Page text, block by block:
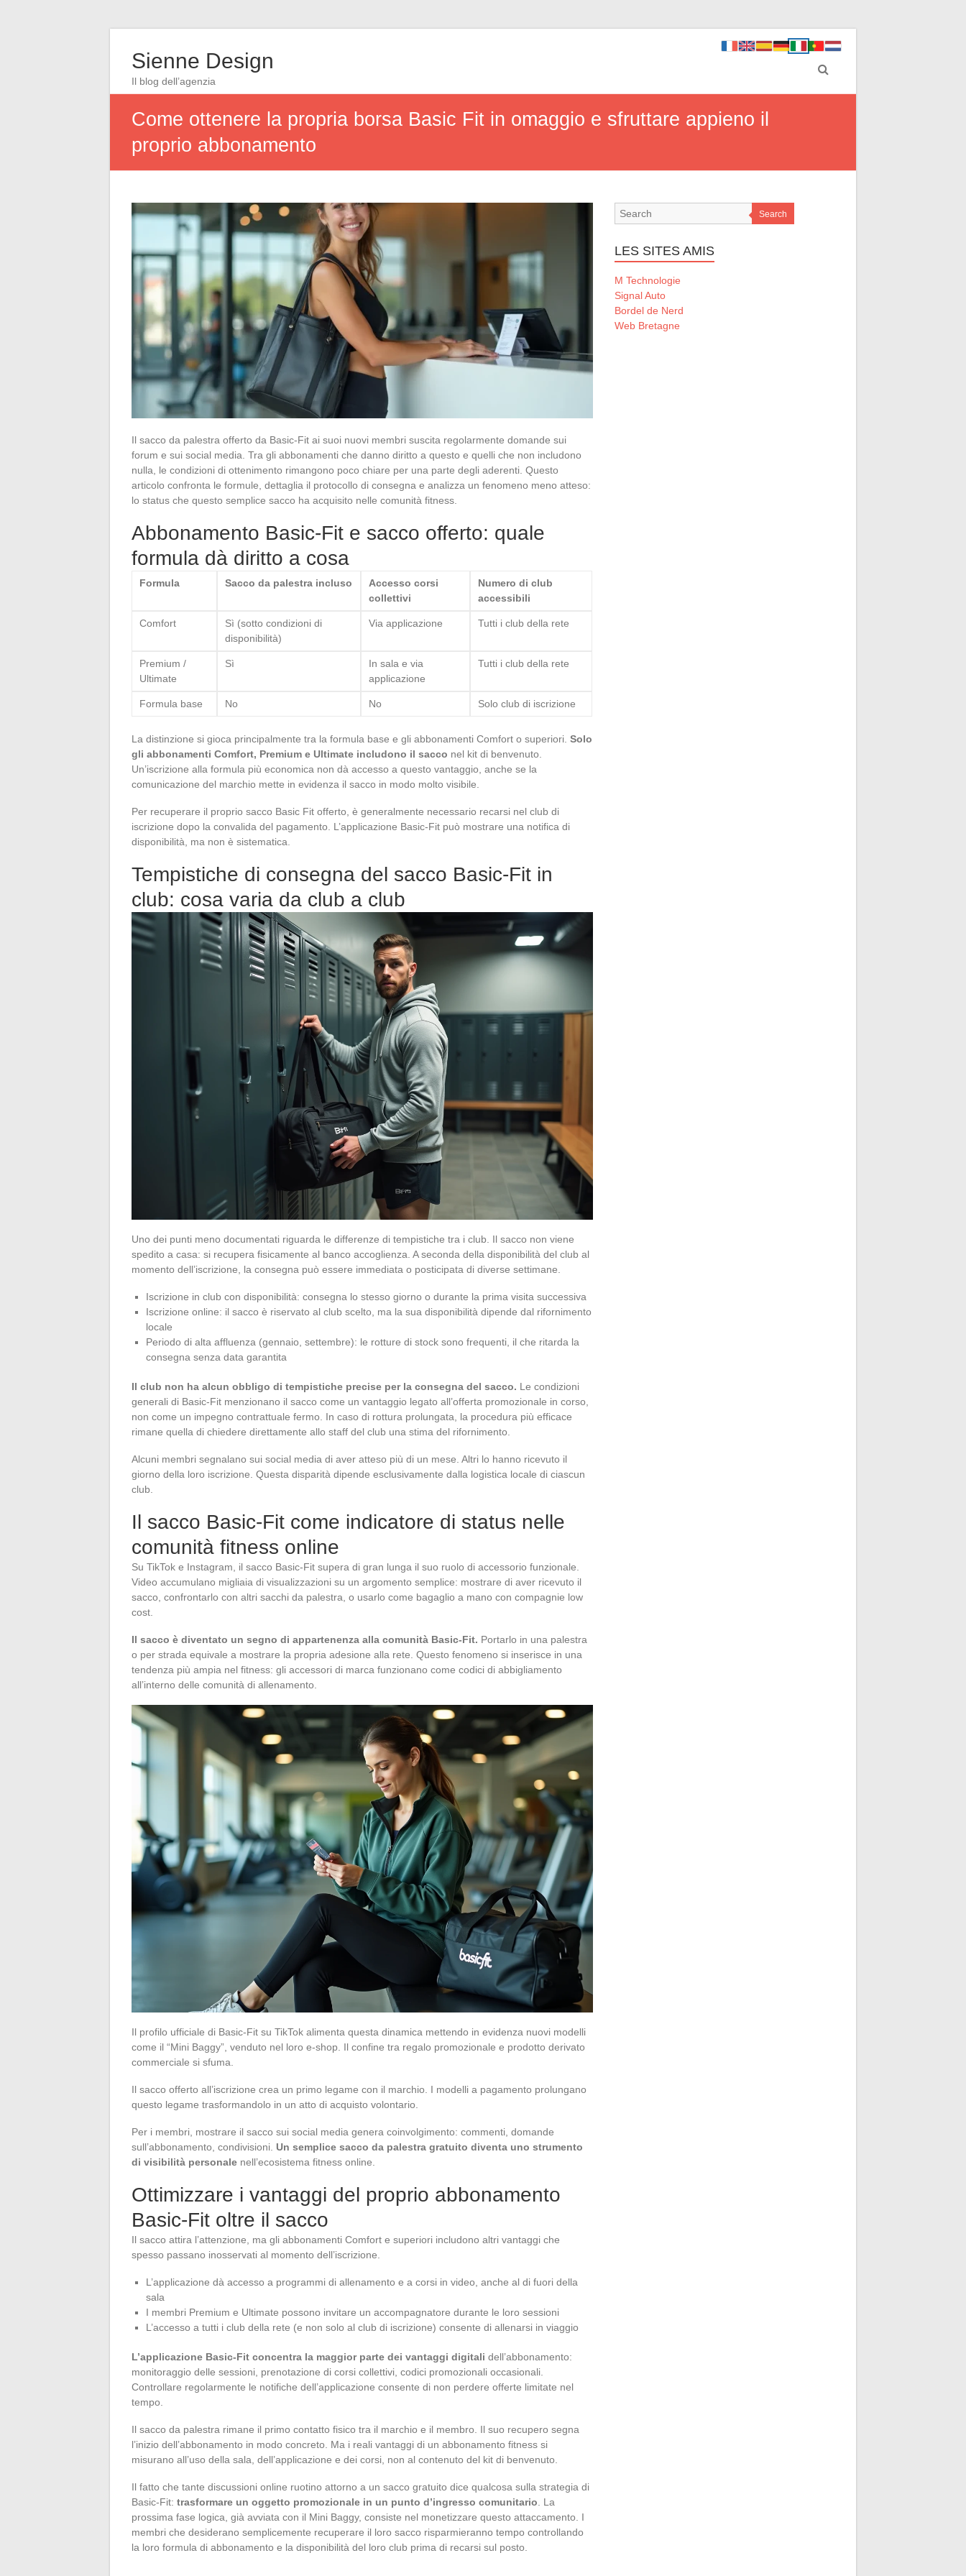
Sienne Design
Il blog dell’agenzia
Come ottenere la propria borsa Basic Fit in omaggio e sfruttare appieno il
proprio abbonamento
Il sacco da palestra offerto da Basic-Fit ai suoi nuovi membri suscita regolarmente domande sui
forum e sui social media. Tra gli abbonamenti che danno diritto a questo e quelli che non includono
nulla, le condizioni di ottenimento rimangono poco chiare per una parte degli aderenti. Questo
articolo confronta le formule, dettaglia il protocollo di consegna e analizza un fenomeno meno atteso:
lo status che questo semplice sacco ha acquisito nelle comunità fitness.
Abbonamento Basic-Fit e sacco offerto: quale
formula dà diritto a cosa
Formula Sacco da palestra incluso
Accesso corsi
collettivi
Numero di club
accessibili
Comfort
Sì (sotto condizioni di
disponibilità)
Via applicazione Tutti i club della rete
Premium /
Ultimate
Sì
In sala e via
applicazione
Tutti i club della rete
Formula base No No Solo club di iscrizione
La distinzione si gioca principalmente tra la formula base e gli abbonamenti Comfort o superiori. Solo
gli abbonamenti Comfort, Premium e Ultimate includono il sacco nel kit di benvenuto.
Un’iscrizione alla formula più economica non dà accesso a questo vantaggio, anche se la
comunicazione del marchio mette in evidenza il sacco in modo molto visibile.
Per recuperare il proprio sacco Basic Fit offerto, è generalmente necessario recarsi nel club di
iscrizione dopo la convalida del pagamento. L’applicazione Basic-Fit può mostrare una notifica di
disponibilità, ma non è sistematica.
Tempistiche di consegna del sacco Basic-Fit in
club: cosa varia da club a club
Uno dei punti meno documentati riguarda le differenze di tempistiche tra i club. Il sacco non viene
spedito a casa: si recupera fisicamente al banco accoglienza. A seconda della disponibilità del club al
momento dell’iscrizione, la consegna può essere immediata o posticipata di diverse settimane.
Iscrizione in club con disponibilità: consegna lo stesso giorno o durante la prima visita successiva
Iscrizione online: il sacco è riservato al club scelto, ma la sua disponibilità dipende dal rifornimento
locale
Periodo di alta affluenza (gennaio, settembre): le rotture di stock sono frequenti, il che ritarda la
consegna senza data garantita
Il club non ha alcun obbligo di tempistiche precise per la consegna del sacco. Le condizioni
generali di Basic-Fit menzionano il sacco come un vantaggio legato all’offerta promozionale in corso,
non come un impegno contrattuale fermo. In caso di rottura prolungata, la procedura più efficace
rimane quella di chiedere direttamente allo staff del club una stima del rifornimento.
Alcuni membri segnalano sui social media di aver atteso più di un mese. Altri lo hanno ricevuto il
giorno della loro iscrizione. Questa disparità dipende esclusivamente dalla logistica locale di ciascun
club.
Il sacco Basic-Fit come indicatore di status nelle
comunità fitness online
Su TikTok e Instagram, il sacco Basic-Fit supera di gran lunga il suo ruolo di accessorio funzionale.
Video accumulano migliaia di visualizzazioni su un argomento semplice: mostrare di aver ricevuto il
sacco, confrontarlo con altri sacchi da palestra, o usarlo come bagaglio a mano con compagnie low
cost.
Il sacco è diventato un segno di appartenenza alla comunità Basic-Fit. Portarlo in una palestra
o per strada equivale a mostrare la propria adesione alla rete. Questo fenomeno si inserisce in una
tendenza più ampia nel fitness: gli accessori di marca funzionano come codici di abbigliamento
all’interno delle comunità di allenamento.
Il profilo ufficiale di Basic-Fit su TikTok alimenta questa dinamica mettendo in evidenza nuovi modelli
come il “Mini Baggy”, venduto nel loro e-shop. Il confine tra regalo promozionale e prodotto derivato
commerciale si sfuma.
Il sacco offerto all’iscrizione crea un primo legame con il marchio. I modelli a pagamento prolungano
questo legame trasformandolo in un atto di acquisto volontario.
Per i membri, mostrare il sacco sui social media genera coinvolgimento: commenti, domande
sull’abbonamento, condivisioni. Un semplice sacco da palestra gratuito diventa uno strumento
di visibilità personale nell’ecosistema fitness online.
Ottimizzare i vantaggi del proprio abbonamento
Basic-Fit oltre il sacco
Il sacco attira l’attenzione, ma gli abbonamenti Comfort e superiori includono altri vantaggi che
spesso passano inosservati al momento dell’iscrizione.
L’applicazione dà accesso a programmi di allenamento e a corsi in video, anche al di fuori della
sala
I membri Premium e Ultimate possono invitare un accompagnatore durante le loro sessioni
L’accesso a tutti i club della rete (e non solo al club di iscrizione) consente di allenarsi in viaggio
L’applicazione Basic-Fit concentra la maggior parte dei vantaggi digitali dell’abbonamento:
monitoraggio delle sessioni, prenotazione di corsi collettivi, codici promozionali occasionali.
Controllare regolarmente le notifiche dell’applicazione consente di non perdere offerte limitate nel
tempo.
Il sacco da palestra rimane il primo contatto fisico tra il marchio e il membro. Il suo recupero segna
l’inizio dell’abbonamento in modo concreto. Ma i reali vantaggi di un abbonamento fitness si
misurano all’uso della sala, dell’applicazione e dei corsi, non al contenuto del kit di benvenuto.
Il fatto che tante discussioni online ruotino attorno a un sacco gratuito dice qualcosa sulla strategia di
Basic-Fit: trasformare un oggetto promozionale in un punto d’ingresso comunitario . La
prossima fase logica, già avviata con il Mini Baggy, consiste nel monetizzare questo attaccamento. I
membri che desiderano semplicemente recuperare il loro sacco risparmieranno tempo controllando
la loro formula di abbonamento e la disponibilità del loro club prima di recarsi sul posto.
Search
LES SITES AMIS
M Technologie
Signal Auto
Bordel de Nerd
Web Bretagne